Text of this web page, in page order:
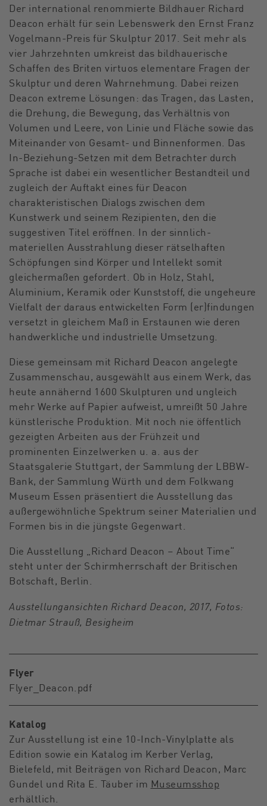
Der international renommierte Bildhauer Richard
Deacon erhält für sein Lebenswerk den Ernst Franz
Vogelmann-Preis für Skulptur 2017. Seit mehr als
vier Jahrzehnten umkreist das bildhauerische
Schaffen des Briten virtuos elementare Fragen der
Skulptur und deren Wahrnehmung. Dabei reizen
Deacon extreme Lösungen: das Tragen, das Lasten,
die Drehung, die Bewegung, das Verhältnis von
Volumen und Leere, von Linie und Fläche sowie das
Miteinander von Gesamt- und Binnenformen. Das
In-Beziehung-Setzen mit dem Betrachter durch
Sprache ist dabei ein wesentlicher Bestandteil und
zugleich der Auftakt eines für Deacon
charakteristischen Dialogs zwischen dem
Kunstwerk und seinem Rezipienten, den die
suggestiven Titel eröffnen. In der sinnlich-
materiellen Ausstrahlung dieser rätselhaften
Schöpfungen sind Körper und Intellekt somit
gleichermaßen gefordert. Ob in Holz, Stahl,
Aluminium, Keramik oder Kunststoff, die ungeheure
Vielfalt der daraus entwickelten Form (er)findungen
versetzt in gleichem Maß in Erstaunen wie deren
handwerkliche und industrielle Umsetzung.
Diese gemeinsam mit Richard Deacon angelegte
Zusammenschau, ausgewählt aus einem Werk, das
heute annähernd 1600 Skulpturen und ungleich
mehr Werke auf Papier aufweist, umreißt 50 Jahre
künstlerische Produktion. Mit noch nie öffentlich
gezeigten Arbeiten aus der Frühzeit und
prominenten Einzelwerken u. a. aus der
Staatsgalerie Stuttgart, der Sammlung der LBBW-
Bank, der Sammlung Würth und dem Folkwang
Museum Essen präsentiert die Ausstellung das
außergewöhnliche Spektrum seiner Materialien und
Formen bis in die jüngste Gegenwart.
Die Ausstellung „Richard Deacon – About Time“
steht unter der Schirmherrschaft der Britischen
Botschaft, Berlin.
Ausstellungansichten Richard Deacon, 2017, Fotos:
Dietmar Strauß, Besigheim
Flyer
Flyer_Deacon.pdf
Katalog
Zur Ausstellung ist eine 10-Inch-Vinylplatte als
Edition sowie ein Katalog im Kerber Verlag,
Bielefeld, mit Beiträgen von Richard Deacon, Marc
Gundel und Rita E. Täuber im Museumsshop
erhältlich.